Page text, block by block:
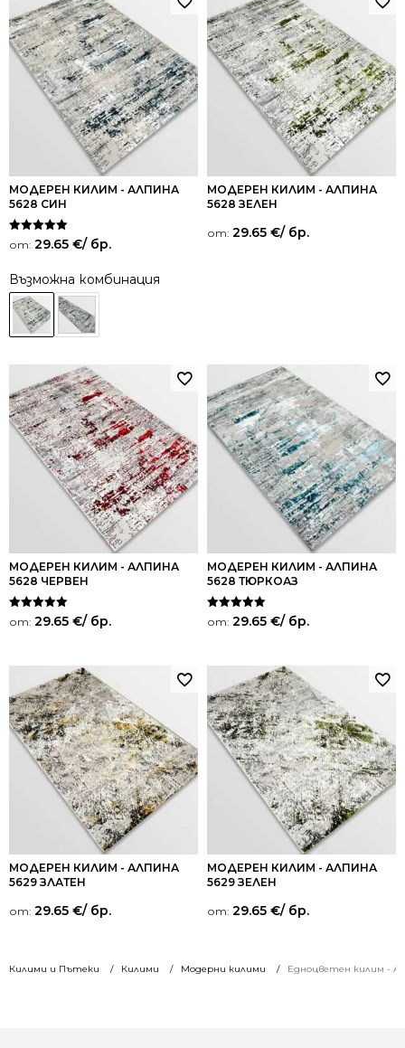
Килими и Пътеки Килими Модерни килими Едноцветен килим -
МОДЕРЕН КИЛИМ - АЛПИНА
5628 СИН
Оценено на
5.00
от: 29.65 €/ бр.
Възможна комбинация
МОДЕРЕН КИЛИМ - АЛПИНА
5628 ЗЕЛЕН
от: 29.65 €/ бр.
МОДЕРЕН КИЛИМ - АЛПИНА
5628 ЧЕРВЕН
Оценено на
5.00
от: 29.65 €/ бр.
МОДЕРЕН КИЛИМ - АЛПИНА
5628 ТЮРКОАЗ
Оценено на
5.00
от: 29.65 €/ бр.
МОДЕРЕН КИЛИМ - АЛПИНА
5629 ЗЛАТЕН
от: 29.65 €/ бр.
МОДЕРЕН КИЛИМ - АЛПИНА
5629 ЗЕЛЕН
от: 29.65 €/ бр.